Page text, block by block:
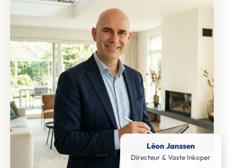
Léon Janssen
Directeur & Vaste Inkoper